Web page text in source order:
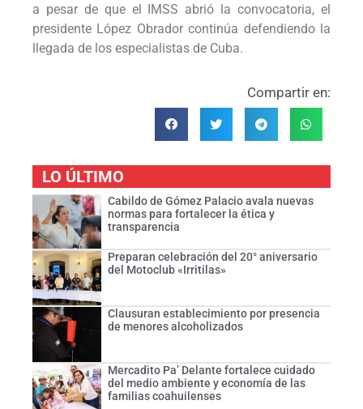
a pesar de que el IMSS abrió la convocatoria, el
presidente López Obrador continúa defendiendo la
llegada de los especialistas de Cuba.
Compartir en:
LO ÚLTIMO
Cabildo de Gómez Palacio avala nuevas
normas para fortalecer la ética y
transparencia
Preparan celebración del 20° aniversario
del Motoclub «Irritilas»
Clausuran establecimiento por presencia
de menores alcoholizados
Mercadito Pa’ Delante fortalece cuidado
del medio ambiente y economía de las
familias coahuilenses